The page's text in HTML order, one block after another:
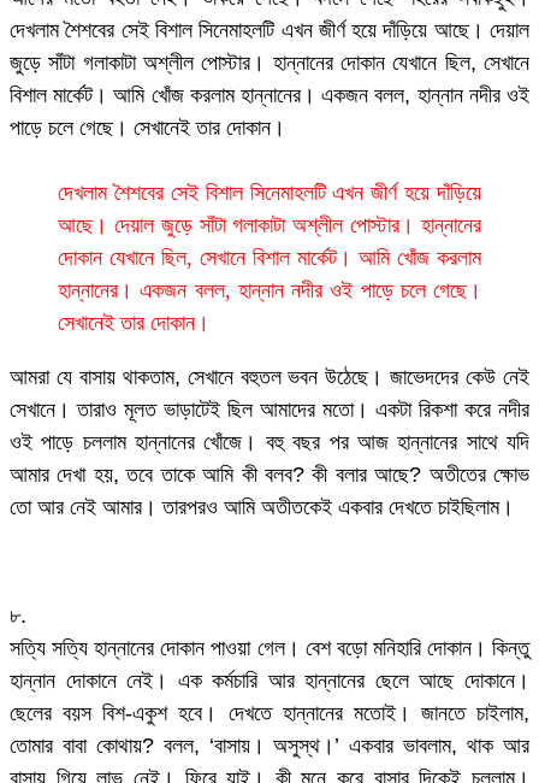
দেখলাম শৈশবের সেই বিশাল সিনেমাহলটি এখন জীর্ণ হয়ে দাঁড়িয়ে আছে। দেয়াল
জুড়ে সাঁটা গলাকাটা অশ্লীল পোস্টার। হান্নানের দোকান যেখানে ছিল, সেখানে
বিশাল মার্কেট। আমি খোঁজ করলাম হান্নানের। একজন বলল, হান্নান নদীর ওই
পাড়ে চলে গেছে। সেখানেই তার দোকান।
দেখলাম শৈশবের সেই বিশাল সিনেমাহলটি এখন জীর্ণ হয়ে দাঁড়িয়ে
আছে। দেয়াল জুড়ে সাঁটা গলাকাটা অশ্লীল পোস্টার। হান্নানের
দোকান যেখানে ছিল, সেখানে বিশাল মার্কেট। আমি খোঁজ করলাম
হান্নানের। একজন বলল, হান্নান নদীর ওই পাড়ে চলে গেছে।
সেখানেই তার দোকান।
আমরা যে বাসায় থাকতাম, সেখানে বহুতল ভবন উঠেছে। জাভেদদের কেউ নেই
সেখানে। তারাও মূলত ভাড়াটেই ছিল আমাদের মতো। একটা রিকশা করে নদীর
ওই পাড়ে চললাম হান্নানের খোঁজে। বহু বছর পর আজ হান্নানের সাথে যদি
আমার দেখা হয়, তবে তাকে আমি কী বলব? কী বলার আছে? অতীতের ক্ষোভ
তো আর নেই আমার। তারপরও আমি অতীতকেই একবার দেখতে চাইছিলাম।
৮.
সত্যি সত্যি হান্নানের দোকান পাওয়া গেল। বেশ বড়ো মনিহারি দোকান। কিন্তু
হান্নান দোকানে নেই। এক কর্মচারি আর হান্নানের ছেলে আছে দোকানে।
ছেলের বয়স বিশ-একুশ হবে। দেখতে হান্নানের মতোই। জানতে চাইলাম,
তোমার বাবা কোথায়? বলল, ‘বাসায়। অসুস্থ।’ একবার ভাবলাম, থাক আর
বাসায় গিয়ে লাভ নেই। ফিরে যাই। কী মনে করে বাসার দিকেই চললাম।